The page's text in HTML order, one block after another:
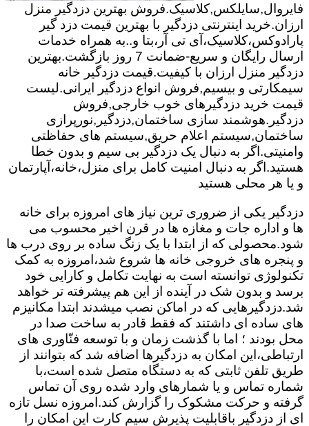
فایروال,سایلکس,کلاسیک.فروش بهترین دزدگیر منزل
ارزان.خرید اینترنتی دزدگیر با بهترین قیمت دزد گیر
پارادوکس،کلاسیک،آی تی آر،بتا و..به همراه خدمات
ارسال رایگان و سریع-ضمانت 7 روز بازگشت.بهترین
دزدگیر منزل ارزان با کیفیت.قیمت دزدگیر خانه
سیمکارتی و بیسیم,فروش انواع دزدگیر ایرانی.لیست
قیمت خرید دزدگیرهای خوب خارجی,فروش
دزدگیر.هوشمند سازی ساختمان,دزدگیر,نورپرازی
ساختمان,سیستم اعلام حریق,سیستم های حفاظتی
وامنیتی.اگر به دنبال یک دزدگیر بی سیم و بدون خطا
هستید.اگر به دنبال امنیت کامل برای منزل،خانه،آپارتمان
و یا هر محلی هستید
دزدگیر یکی از ضروری ترین نیاز های امروزه برای خانه
ها و اداره جات و مغازه ها در قرن اخیر محسوب می
شود.محصولی که از ابتدا با یک زنگ ساده بر روی درب ها
و پنجره های خروجی خانه ها شروع شد،امروزه به کمک
تکنولوژی توانسته است به نهایت تکامل و کارایی خود
برسد و بدون شک در آینده از این هم پیشرفته تر خواهد
شد.دزدگیرهایی که در اماکن نصب میشدند ابتدا مکانیزم
های ساده ای داشتند که فقط قادر به ساخت صدا در
محل بودند ؛ اما با گذشت زمان و با توسعه فنّاوری های
ارتباطی،این امکان به دزدگیرها اضافه شد که بتوانند از
طریق تلفن ثابتی که به دستگاه متصل شده است،با
شماره تماس و یا شمارهای وارد شده روی آن تماس
گرفته و حرکت مشکوک را گزارش کند.امروزه نسل تازه
ای از دزدگیر باقابلیت پذیرش سیم کارت این امکان را